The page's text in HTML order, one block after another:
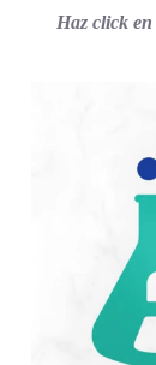
Haz click